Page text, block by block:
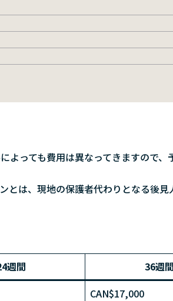
っても費用は異なってきますので、
とは、現地の保護者代わりとなる後
週間
36週間
CAN$17,000